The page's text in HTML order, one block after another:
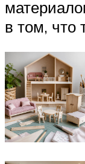
в том, что